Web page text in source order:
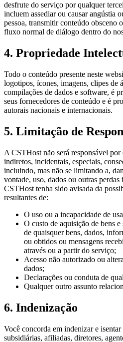
desfrute do serviço por qualquer
incluem assediar ou causar angústia
pessoa, transmitir conteúdo obsceno
fluxo normal de diálogo dentro do
4. Propriedade
Todo o conteúdo presente neste
logotipos, ícones, imagens, clipes de
compilações de dados e software, é
seus fornecedores de conteúdo e é
autorais nacionais e internacionais.
5. Limitação de
A CSTHost não será responsável
indiretos, incidentais, especiais,
incluindo, mas não se limitando a,
vontade, uso, dados ou outras
CSTHost tenha sido avisada da
resultantes de:
O uso ou a incapacidade de
O custo de aquisição de bens
de quaisquer bens, dados,
ou obtidos ou mensagens
através ou a partir do serviço;
Acesso não autorizado ou
dados;
Declarações ou conduta de
Qualquer outro assunto
6. Indenização
Você concorda em indenizar e isentar
subsidiárias, afiliadas, diretores,